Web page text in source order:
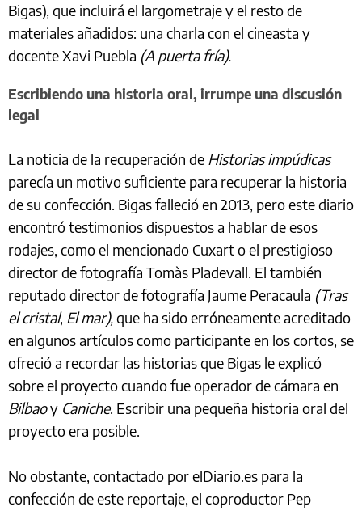
Bigas), que incluirá el largometraje y el resto de
materiales añadidos: una charla con el cineasta y
docente Xavi Puebla (A puerta fría).
Escribiendo una historia oral, irrumpe una discusión
legal
La noticia de la recuperación de Historias impúdicas
parecía un motivo suficiente para recuperar la historia
de su confección. Bigas falleció en 2013, pero este diario
encontró testimonios dispuestos a hablar de esos
rodajes, como el mencionado Cuxart o el prestigioso
director de fotografía Tomàs Pladevall. El también
reputado director de fotografía Jaume Peracaula (Tras
el cristal, El mar),que ha sido erróneamente acreditado
en algunos artículos como participante en los cortos, se
ofreció a recordar las historias que Bigas le explicó
sobre el proyecto cuando fue operador de cámara en
Bilbaoy Caniche. Escribir una pequeña historia oral del
proyecto era posible.
No obstante, contactado por elDiario.es para la
confección de este reportaje, el coproductor Pep